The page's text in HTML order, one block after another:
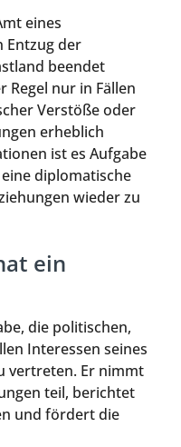
eines
Entzug der
beendet
Regel nur in Fällen
Verstöße oder
erheblich
ist es Aufgabe
diplomatische
wieder zu
ein
die politischen,
Interessen seines
vertreten. Er nimmt
teil, berichtet
und fördert die